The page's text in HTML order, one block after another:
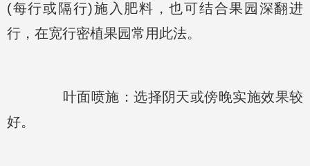
(每行或隔行)施入肥料，也可结合果园深翻进
行，在宽行密植果园常用此法。
叶面喷施：选择阴天或傍晚实施效果较
好。